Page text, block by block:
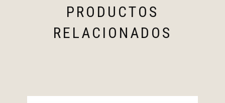
PRODUCTOS
RELACIONADOS